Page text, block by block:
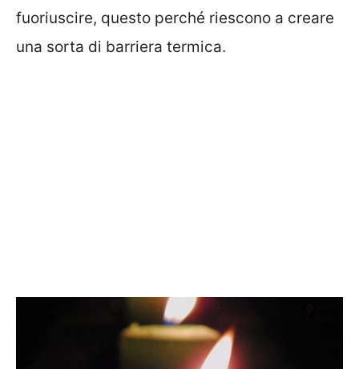
fuoriuscire, questo perché riescono a creare
una sorta di barriera termica.